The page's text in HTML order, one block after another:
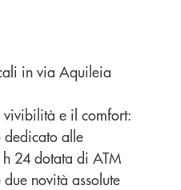
in via Aquileia
vivibilità e il comfort:
alle
24 dotata di ATM
novità assolute